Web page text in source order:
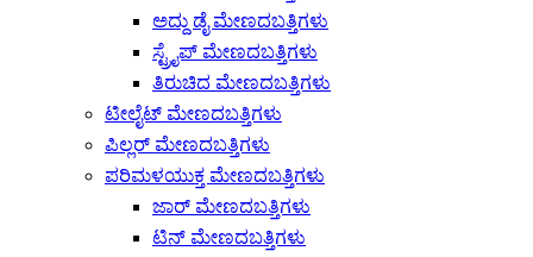
ಅದ್ದು ಡೈ ಮೇಣದಬತ್ತಿಗಳು
ಸ್ಟ್ರೈಪ್ ಮೇಣದಬತ್ತಿಗಳು
ತಿರುಚಿದ ಮೇಣದಬತ್ತಿಗಳು
ಟೀಲೈಟ್ ಮೇಣದಬತ್ತಿಗಳು
ಪಿಲ್ಲರ್ ಮೇಣದಬತ್ತಿಗಳು
ಪರಿಮಳಯುಕ್ತ ಮೇಣದಬತ್ತಿಗಳು
ಜಾರ್ ಮೇಣದಬತ್ತಿಗಳು
ಟಿನ್ ಮೇಣದಬತ್ತಿಗಳು